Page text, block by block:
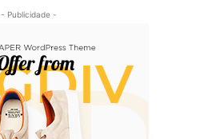
- Publicidade -